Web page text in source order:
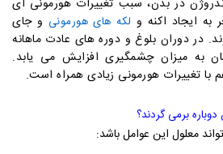
در بدن، سبب تغییرات هورمونی ای
ایجاد اکنه و لکه های هورمونی و جای
در دوران بلوغ و دوره های عادت ماهانه
به میزان چشمگیری افزایش می یابد.
با تغییرات هورمونی زیادی همراه است.
برمی گردند؟
معلول این عوامل باشد: